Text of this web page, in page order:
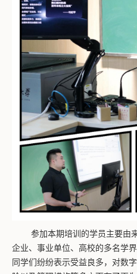
参加本期培训的学员主要由
企业、事业单位、高校的多名学
同学们纷纷表示受益良多，对数